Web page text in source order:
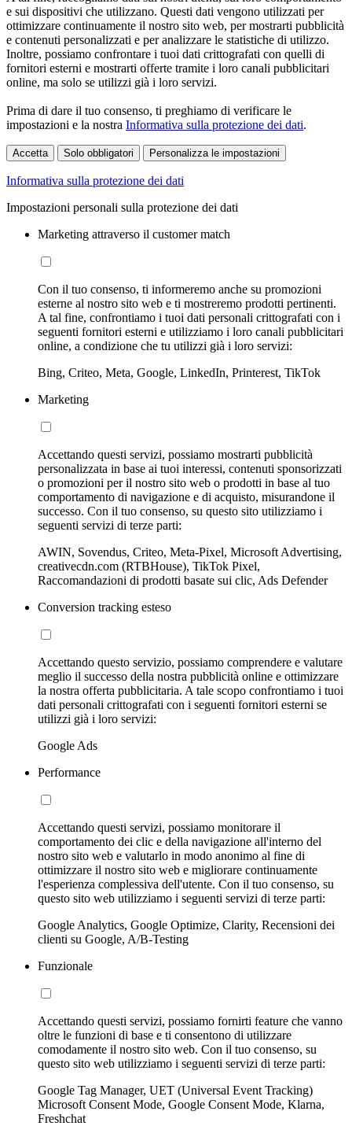
e sui dispositivi che utilizzano. Questi dati vengono utilizzati per
ottimizzare continuamente il nostro sito web, per mostrarti pubblicità
e contenuti personalizzati e per analizzare le statistiche di utilizzo.
Inoltre, possiamo confrontare i tuoi dati crittografati con quelli di
fornitori esterni e mostrarti offerte tramite i loro canali pubblicitari
online, ma solo se utilizzi già i loro servizi.
Prima di dare il tuo consenso, ti preghiamo di verificare le
impostazioni e la nostra Informativa sulla protezione dei dati.
Accetta Solo obbligatori Personalizza le impostazioni
Informativa sulla protezione dei dati
Impostazioni personali sulla protezione dei dati
Marketing attraverso il customer match
Con il tuo consenso, ti informeremo anche su promozioni
esterne al nostro sito web e ti mostreremo prodotti pertinenti.
A tal fine, confrontiamo i tuoi dati personali crittografati con i
seguenti fornitori esterni e utilizziamo i loro canali pubblicitari
online, a condizione che tu utilizzi già i loro servizi:
Bing, Criteo, Meta, Google, LinkedIn, Printerest, TikTok
Marketing
Accettando questi servizi, possiamo mostrarti pubblicità
personalizzata in base ai tuoi interessi, contenuti sponsorizzati
o promozioni per il nostro sito web o prodotti in base al tuo
comportamento di navigazione e di acquisto, misurandone il
successo. Con il tuo consenso, su questo sito utilizziamo i
seguenti servizi di terze parti:
AWIN, Sovendus, Criteo, Meta-Pixel, Microsoft Advertising,
creativecdn.com (RTBHouse), TikTok Pixel,
Raccomandazioni di prodotti basate sui clic, Ads Defender
Conversion tracking esteso
Accettando questo servizio, possiamo comprendere e valutare
meglio il successo della nostra pubblicità online e ottimizzare
la nostra offerta pubblicitaria. A tale scopo confrontiamo i tuoi
dati personali crittografati con i seguenti fornitori esterni se
utilizzi già i loro servizi:
Google Ads
Performance
Accettando questi servizi, possiamo monitorare il
comportamento dei clic e della navigazione all'interno del
nostro sito web e valutarlo in modo anonimo al fine di
ottimizzare il nostro sito web e migliorare continuamente
l'esperienza complessiva dell'utente. Con il tuo consenso, su
questo sito web utilizziamo i seguenti servizi di terze parti:
Google Analytics, Google Optimize, Clarity, Recensioni dei
clienti su Google, A/B-Testing
Funzionale
Accettando questi servizi, possiamo fornirti feature che vanno
oltre le funzioni di base e ti consentono di utilizzare
comodamente il nostro sito web. Con il tuo consenso, su
questo sito web utilizziamo i seguenti servizi di terze parti:
Google Tag Manager, UET (Universal Event Tracking)
Microsoft Consent Mode, Google Consent Mode, Klarna,
Freshchat